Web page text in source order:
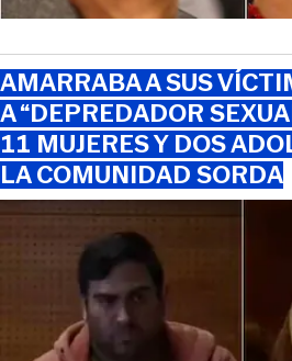
AMARRABA A SUS
A “DEPREDADOR
11 MUJERES Y DOS
LA COMUNIDAD SORDA